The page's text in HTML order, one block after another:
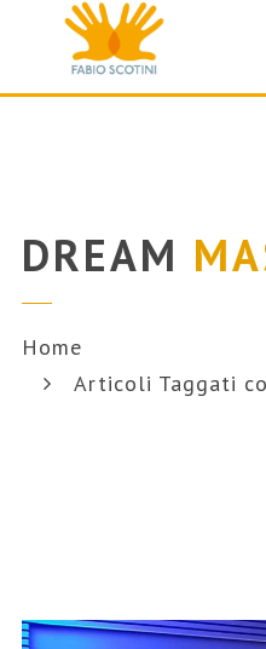
DREAM
Home
Articoli Taggati